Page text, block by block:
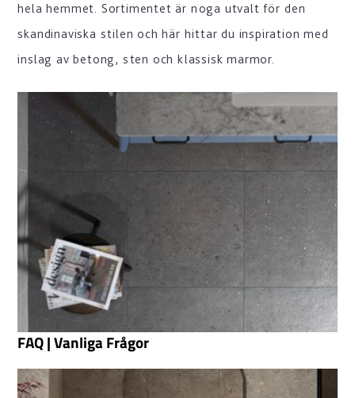
hela hemmet. Sortimentet är noga utvalt för den
skandinaviska stilen och här hittar du inspiration med
inslag av betong, sten och klassisk marmor.
FAQ | Vanliga Frågor